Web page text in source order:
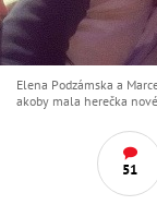
Elena Podzámska a
akoby mala herečka
51